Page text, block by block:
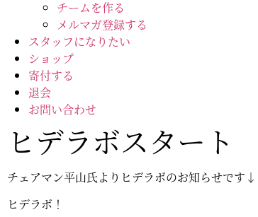
チームを作る
メルマガ登録する
スタッフになりたい
ショップ
寄付する
退会
お問い合わせ
ヒデラボスタート
チェアマン平山氏よりヒデラボのお知らせです↓
ヒデラボ！